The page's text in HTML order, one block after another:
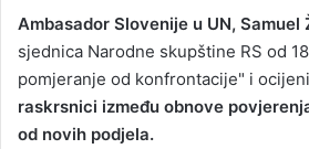
Ambasador Slovenije u UN, Samuel
sjednica Narodne skupštine RS od
pomjeranje od konfrontacije" i
raskrsnici između obnove
od novih podjela.